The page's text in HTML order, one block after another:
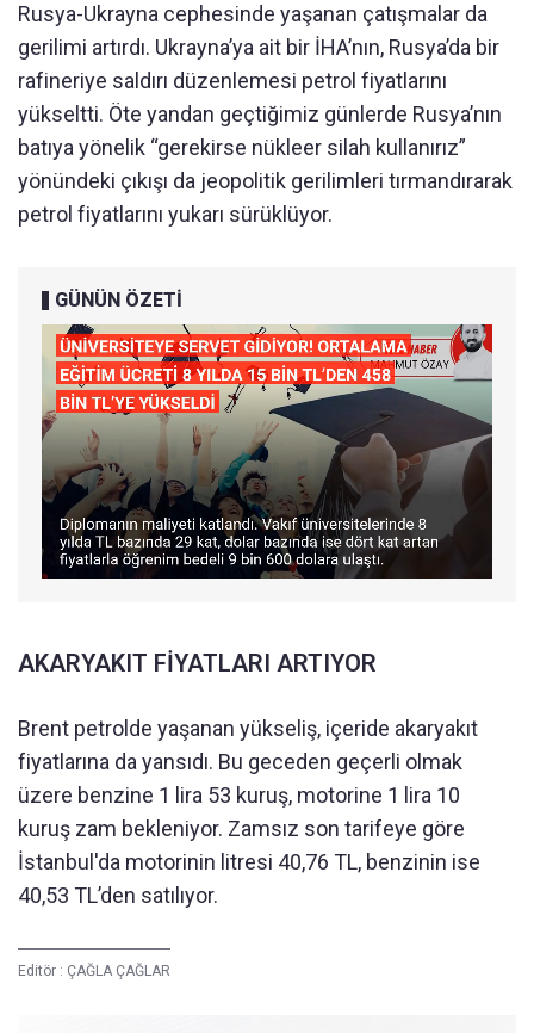
Rusya-Ukrayna cephesinde yaşanan çatışmalar da
gerilimi artırdı. Ukrayna’ya ait bir İHA’nın, Rusya’da bir
rafineriye saldırı düzenlemesi petrol fiyatlarını
yükseltti. Öte yandan geçtiğimiz günlerde Rusya’nın
batıya yönelik “gerekirse nükleer silah kullanırız”
yönündeki çıkışı da jeopolitik gerilimleri tırmandırarak
petrol fiyatlarını yukarı sürüklüyor.
GÜNÜN ÖZETİ
AKARYAKIT FİYATLARI ARTIYOR
Brent petrolde yaşanan yükseliş, içeride akaryakıt
fiyatlarına da yansıdı. Bu geceden geçerli olmak
üzere benzine 1 lira 53 kuruş, motorine 1 lira 10
kuruş zam bekleniyor. Zamsız son tarifeye göre
İstanbul'da motorinin litresi 40,76 TL, benzinin ise
40,53 TL’den satılıyor.
Editör : ÇAĞLA ÇAĞLAR